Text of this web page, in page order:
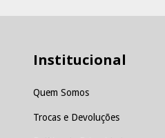
Institucional
Quem Somos
Trocas e Devoluções